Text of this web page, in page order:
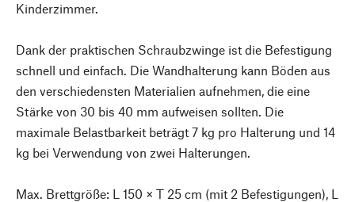
Kinderzimmer.
Dank der praktischen Schraubzwinge ist die Befestigung
schnell und einfach. Die Wandhalterung kann Böden aus
den verschiedensten Materialien aufnehmen, die eine
Stärke von 30 bis 40 mm aufweisen sollten. Die
maximale Belastbarkeit beträgt 7 kg pro Halterung und 14
kg bei Verwendung von zwei Halterungen.
Max. Brettgröße: L 150 × T 25 cm (mit 2 Befestigungen), L